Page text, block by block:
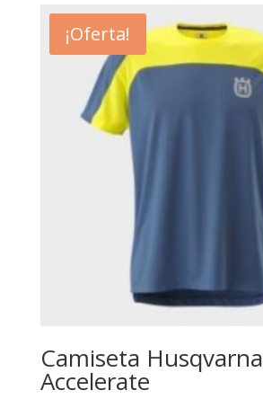
¡Oferta!
Camiseta Husqvarna
Accelerate